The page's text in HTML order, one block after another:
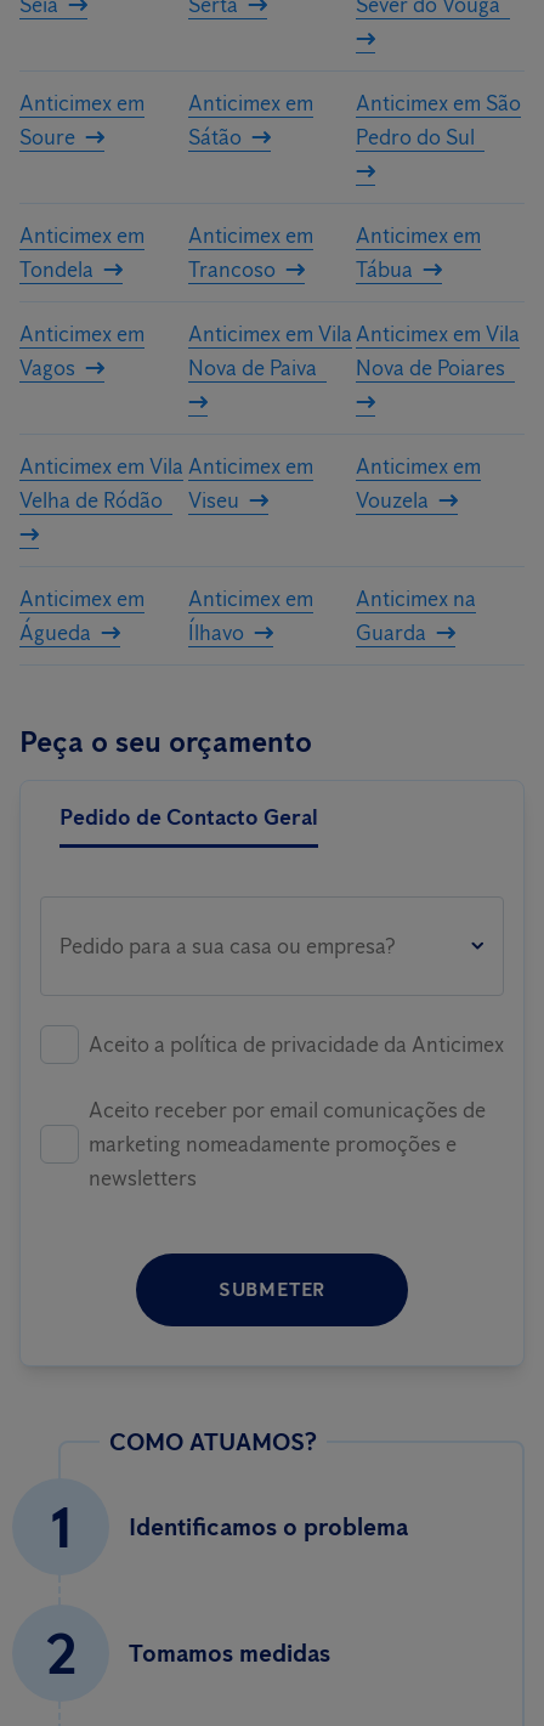
Anticimex em
Soure
Anticimex em
Sátão
Anticimex em São
Pedro do Sul
Anticimex em
Tondela
Anticimex em
Trancoso
Anticimex em
Tábua
Anticimex em
Vagos
Anticimex em Vila
Nova de Paiva
Anticimex em Vila
Nova de Poiares
Anticimex em Vila
Velha de Ródão
Anticimex em
Viseu
Anticimex em
Vouzela
Anticimex em
Águeda
Anticimex em
Ílhavo
Anticimex na
Guarda
Peça o seu orçamento
Pedido de Contacto Geral
Pedido para a sua casa ou empresa?
Aceito a política de privacidade da Anticimex
Aceito receber por email comunicações de
marketing nomeadamente promoções e
newsletters
SUBMETER
COMO ATUAMOS?
1 Identificamos o problema
2 Tomamos medidas